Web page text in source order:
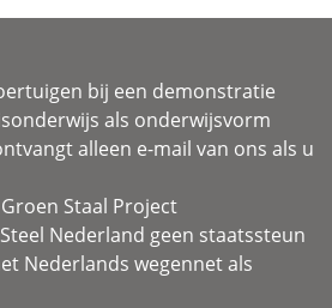
bij een demonstratie
als onderwijsvorm
alleen e-mail van ons als u
Staal Project
Nederland geen staatssteun
Nederlands wegennet als